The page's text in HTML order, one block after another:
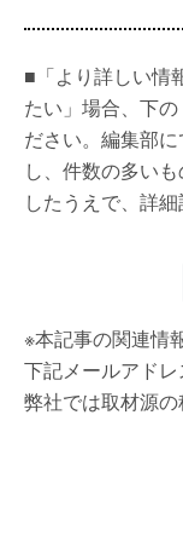
■「より詳しい情
たい」場合、下
ださい。編集部
し、件数の多い
したうえで、詳
※本記事の関連情
下記メールアドレ
弊社では取材源の